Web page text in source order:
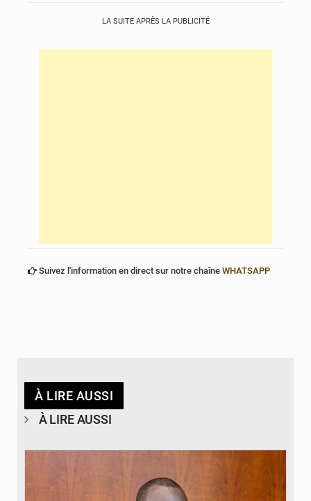
LA SUITE APRÈS LA PUBLICITÉ
Suivez l'information en direct sur notre chaîne WHATSAPP
À LIRE AUSSI
À LIRE AUSSI